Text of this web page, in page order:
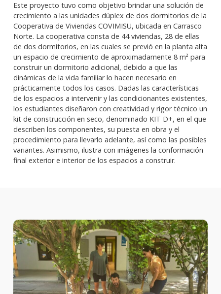
Este proyecto tuvo como objetivo brindar una solución de
crecimiento a las unidades dúplex de dos dormitorios de la
Cooperativa de Viviendas COVIMISU, ubicada en Carrasco
Norte. La cooperativa consta de 44 viviendas, 28 de ellas
de dos dormitorios, en las cuales se previó en la planta alta
un espacio de crecimiento de aproximadamente 8 m² para
construir un dormitorio adicional, debido a que las
dinámicas de la vida familiar lo hacen necesario en
prácticamente todos los casos. Dadas las características
de los espacios a intervenir y las condicionantes existentes,
los estudiantes diseñaron con creatividad y rigor técnico un
kit de construcción en seco, denominado KIT D+, en el que
describen los componentes, su puesta en obra y el
procedimiento para llevarlo adelante, así como las posibles
variantes. Asimismo, ilustra con imágenes la conformación
final exterior e interior de los espacios a construir.